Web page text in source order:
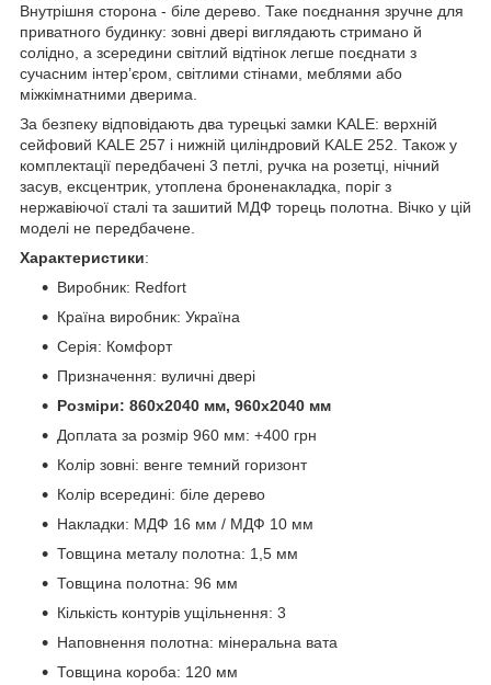
Внутрішня сторона - біле дерево. Таке поєднання зручне для
приватного будинку: зовні двері виглядають стримано й
солідно, а зсередини світлий відтінок легше поєднати з
сучасним інтер’єром, світлими стінами, меблями або
міжкімнатними дверима.
За безпеку відповідають два турецькі замки KALE: верхній
сейфовий KALE 257 і нижній циліндровий KALE 252. Також у
комплектації передбачені 3 петлі, ручка на розетці, нічний
засув, ексцентрик, утоплена броненакладка, поріг з
нержавіючої сталі та зашитий МДФ торець полотна. Вічко у цій
моделі не передбачене.
Характеристики:
Виробник: Redfort
Країна виробник: Україна
Серія: Комфорт
Призначення: вуличні двері
Розміри: 860х2040 мм, 960х2040 мм
Доплата за розмір 960 мм: +400 грн
Колір зовні: венге темний горизонт
Колір всередині: біле дерево
Накладки: МДФ 16 мм / МДФ 10 мм
Товщина металу полотна: 1,5 мм
Товщина полотна: 96 мм
Кількість контурів ущільнення: 3
Наповнення полотна: мінеральна вата
Товщина короба: 120 мм